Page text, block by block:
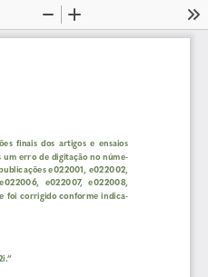
Zoom
Out
In
finais  dos  artigos  e  ensaios
erro de digitação no núme-
e022001, e022002,
e022007,  e022008,
foi corrigido conforme indica-